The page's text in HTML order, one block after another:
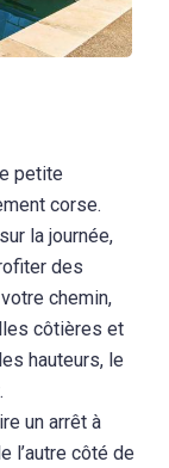
petite
corse.
la journée,
des
chemin,
côtières et
hauteurs, le
un arrêt à
l’autre côté de